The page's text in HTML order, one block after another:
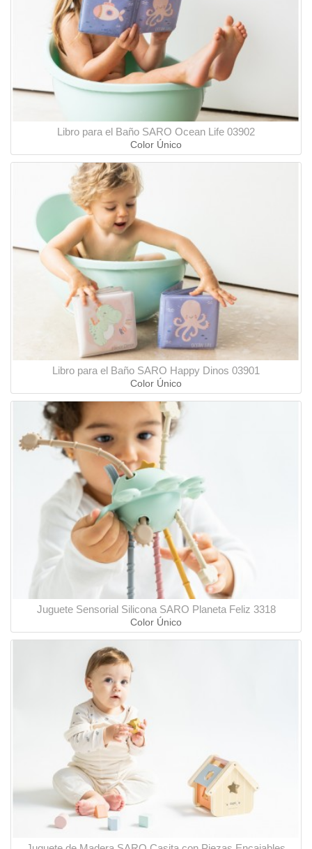
Libro para el Baño SARO Ocean Life 03902
Color Único
Libro para el Baño SARO Happy Dinos 03901
Color Único
Juguete Sensorial Silicona SARO Planeta Feliz 3318
Color Único